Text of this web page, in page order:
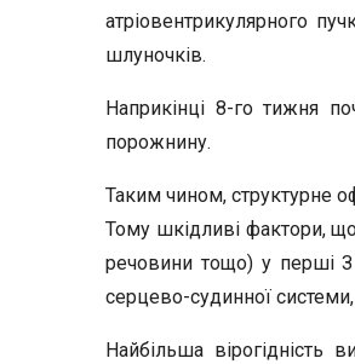
атріовентрикулярного
шлуночків.
Наприкінці 8-го тижня
порожнину.
Таким чином, структурне
Тому шкідливі фактори, що
речовини тощо) у перші З
серцево-судинної
Найбільша вірогідність